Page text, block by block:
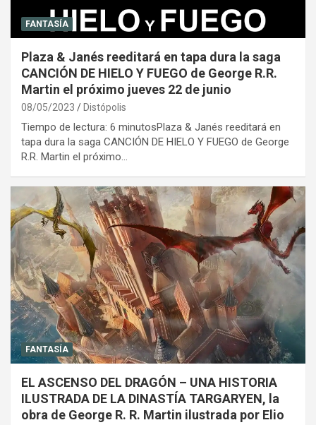
FANTASÍA
Plaza & Janés reeditará en tapa dura la saga
CANCIÓN DE HIELO Y FUEGO de George R.R.
Martin el próximo jueves 22 de junio
08/05/2023 Distópolis
Tiempo de lectura: 6 minutosPlaza & Janés reeditará en
tapa dura la saga CANCIÓN DE HIELO Y FUEGO de George
R.R. Martin el próximo…
FANTASÍA
EL ASCENSO DEL DRAGÓN – UNA HISTORIA
ILUSTRADA DE LA DINASTÍA TARGARYEN, la
obra de George R. R. Martin ilustrada por Elio